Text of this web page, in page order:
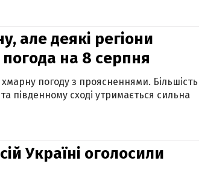
але деякі регіони
на 8 серпня
погоду з проясненнями. Більшість
південному сході утримається сильна
Україні оголосили